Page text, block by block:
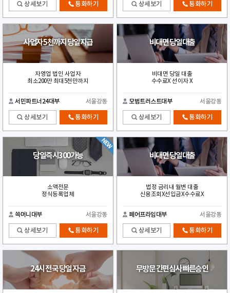
상세보기 통화하기 상세보기 통화하기
사업자 5천까지 당일지급
자영업 법인 사업자
최소200만 최대5천만까지
서민파트너24대부 서울강동
상세보기 통화하기
비대면 당일대출
비대면 당일 대출
수수료X 선이자 X
모범트러스트대부 서울강동
상세보기 통화하기
당일즉시300가능
소액전문
정식등록업체
쓱머니대부 서울강동
상세보기 통화하기
비대면 당일대출
법정 금리내 월변 대출
신용조회X선입금X수수료X
페어프라임대부 서울강동
상세보기 통화하기
24시 전국 당일 자금 무방문 간편심사 빠른승인